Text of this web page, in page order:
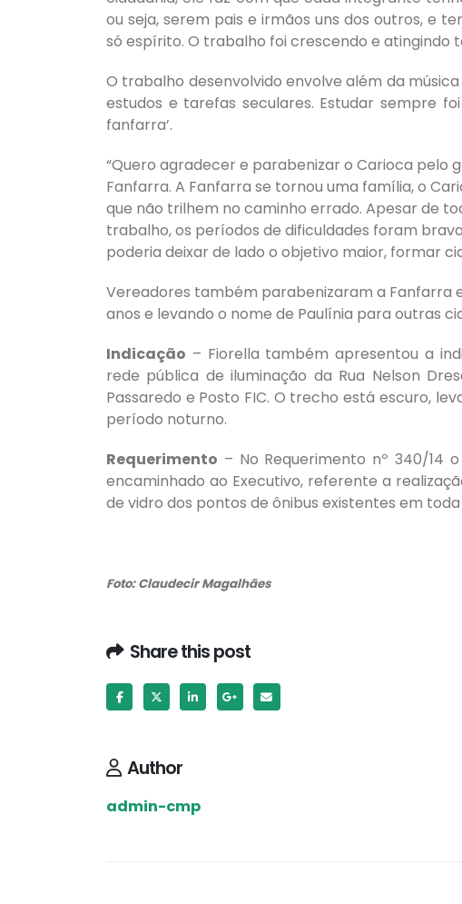
ou seja, serem pais e irmãos uns dos outros, e
só espírito. O trabalho foi crescendo e atingindo
O trabalho desenvolvido envolve além da
estudos e tarefas seculares. Estudar sempre
fanfarra’.
“Quero agradecer e parabenizar o Carioca pelo
Fanfarra. A Fanfarra se tornou uma família, o
que não trilhem no caminho errado. Apesar de
trabalho, os períodos de dificuldades foram
poderia deixar de lado o objetivo maior, formar
Vereadores também parabenizaram a Fanfarra
anos e levando o nome de Paulínia para outras
Indicação – Fiorella também apresentou a
rede pública de iluminação da Rua Nelson
Passaredo e Posto FIC. O trecho está escuro,
período noturno.
Requerimento – No Requerimento nº 340/14
encaminhado ao Executivo, referente a
de vidro dos pontos de ônibus existentes em
Foto: Claudecir Magalhães
Share this post
Author
admin-cmp